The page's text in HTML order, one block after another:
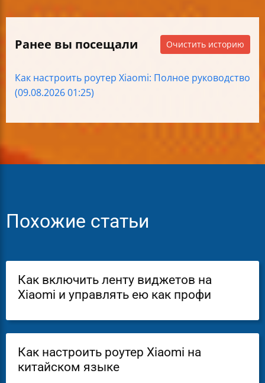
Ранее вы посещали Очистить историю
Как настроить роутер Xiaomi: Полное руководство
(09.08.2026 01:25)
Похожие статьи
Как включить ленту виджетов на
Xiaomi и управлять ею как профи
Как настроить роутер Xiaomi на
китайском языке